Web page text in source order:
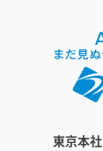
東京本社